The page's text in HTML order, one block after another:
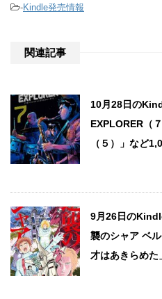
-Kindle発売情報
関連記事
10月28日の
EXPLORER（
（５）」など
9月26日の
襲のシャア ベ
才はあきらめた